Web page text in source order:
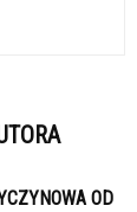
OD